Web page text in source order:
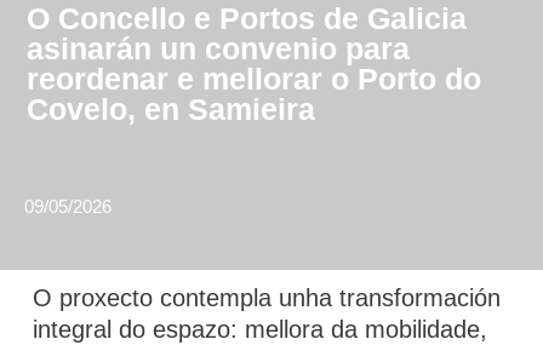
O Concello e Portos de Galicia
asinarán un convenio para
reordenar e mellorar o Porto do
Covelo, en Samieira
09/05/2026
O proxecto contempla unha transformación
integral do espazo: mellora da mobilidade,